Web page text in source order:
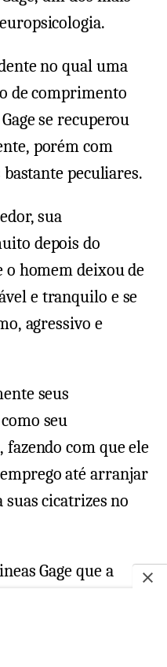
no qual uma
de comprimento
se recuperou
porém com
peculiares.
sua
depois do
o homem deixou de
e tranquilo e se
agressivo e
seus
seu
com que ele
até arranjar
cicatrizes no
Gage que a